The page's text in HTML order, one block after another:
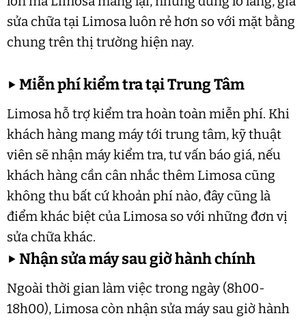
sửa chữa tại Limosa luôn rẻ hơn so với mặt bằng
chung trên thị trường hiện nay.
▶Miễn phí kiểm tra tại Trung Tâm
Limosa hỗ trợ kiểm tra hoàn toàn miễn phí. Khi
khách hàng mang máy tới trung tâm, kỹ thuật
viên sẽ nhận máy kiểm tra, tư vấn báo giá, nếu
khách hàng cần cân nhắc thêm Limosa cũng
không thu bất cứ khoản phí nào, đây cũng là
điểm khác biệt của Limosa so với những đơn vị
sửa chữa khác.
▶Nhận sửa máy sau giờ hành chính
Ngoài thời gian làm việc trong ngày (8h00-
18h00), Limosa còn nhận sửa máy sau giờ hành